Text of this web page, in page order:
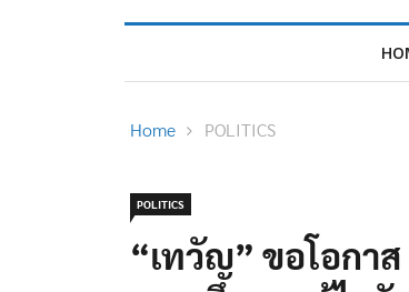
Home POLITICS
POLITICS
“เทวัญ” ขอโอก